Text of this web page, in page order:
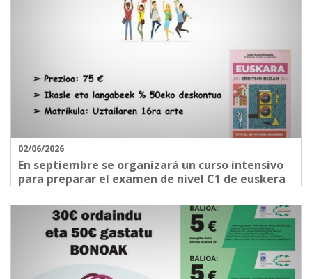
02/06/2026
En septiembre se organizará un curso intensivo
para preparar el examen de nivel C1 de euskera